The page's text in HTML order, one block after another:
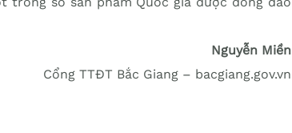
Nguyễn Miền
Cổng TTĐT Bắc Giang – bacgiang.gov.vn